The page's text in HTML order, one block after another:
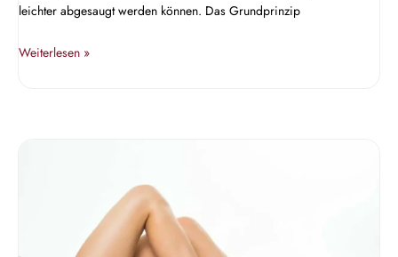
leichter abgesaugt werden können. Das Grundprinzip
Weiterlesen »